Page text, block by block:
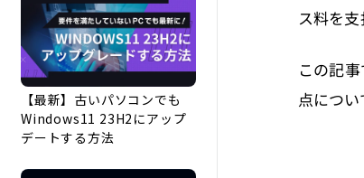
【最新】古いパソコンでも
Windows11 23H2にアップ
デートする方法
ス料を
この記
点につい